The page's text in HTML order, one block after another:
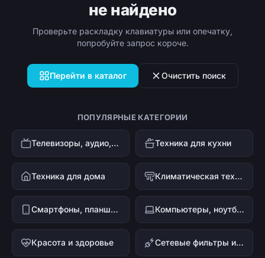
не найдено
Проверьте раскладку клавиатуры или опечатку,
попробуйте запрос короче.
Перейти в каталог Очистить поиск
ПОПУЛЯРНЫЕ КАТЕГОРИИ
Телевизоры, аудио, видео Техника для кухни
Техника для дома Климатическая техника
Смартфоны, планшеты, гаджеты Компьютеры, ноутбуки и офисная техника
Красота и здоровье Сетевые фильтры и стабилизаторы напряжения